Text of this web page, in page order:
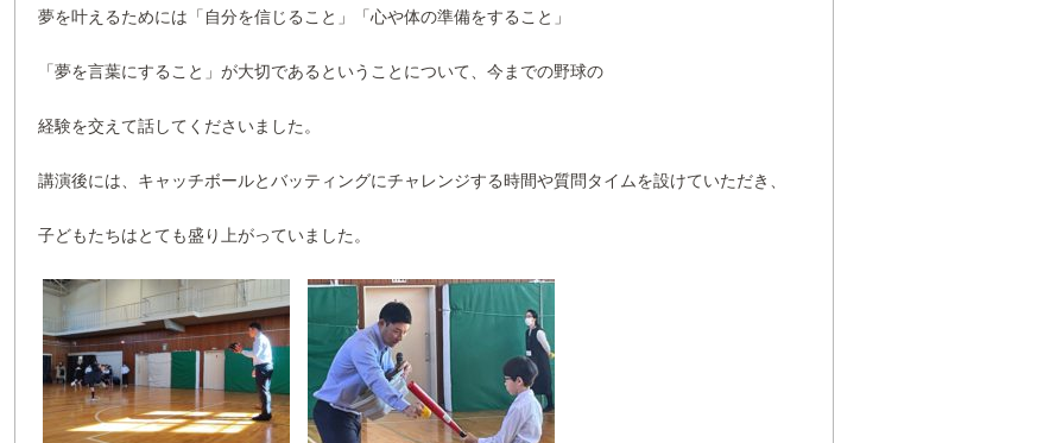
夢を叶えるためには「自分を信じること」「心や体の準備をすること」
「夢を言葉にすること」が大切であるということについて、今までの野球の
経験を交えて話してくださいました。
講演後には、キャッチボールとバッティングにチャレンジする時間や質問タイムを設けていただき、
子どもたちはとても盛り上がっていました。